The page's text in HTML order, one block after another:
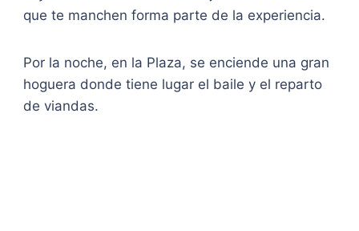
que te manchen forma parte de la experiencia.
Por la noche, en la Plaza, se enciende una gran
hoguera donde tiene lugar el baile y el reparto
de viandas.